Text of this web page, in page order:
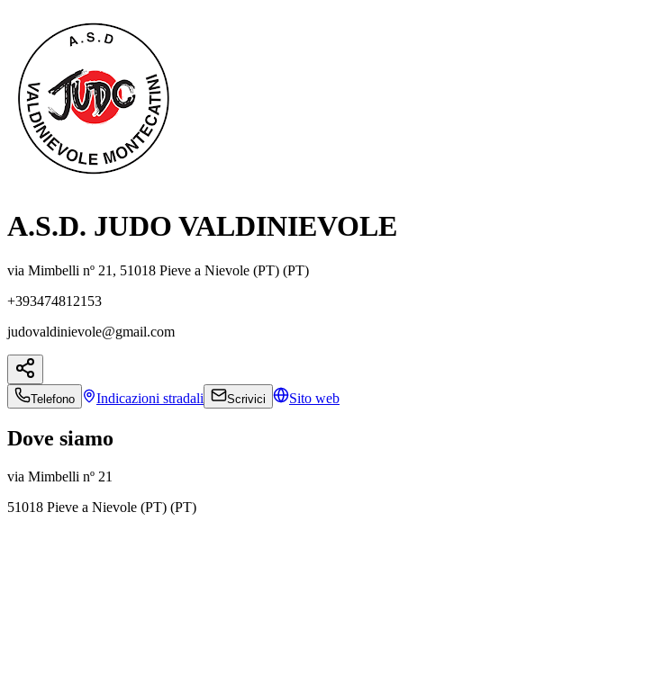
A.S.D. JUDO VALDINIEVOLE
via Mimbelli nº 21, 51018 Pieve a Nievole (PT) (PT)
+393474812153
judovaldinievole@gmail.com
Telefono Indicazioni stradali Scrivici Sito web
Dove siamo
via Mimbelli nº 21
51018 Pieve a Nievole (PT) (PT)